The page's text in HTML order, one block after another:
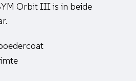
Orbit III is in beide